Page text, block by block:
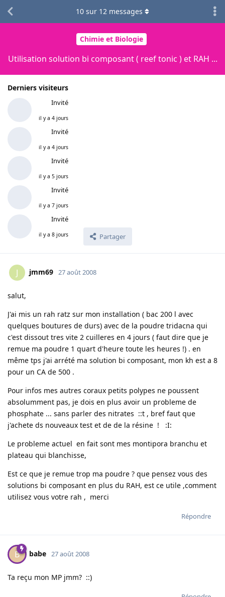
Chimie et Biologie
Utilisation solution bi composant ( reef tonic ) et RAH ...
Derniers visiteurs
Invité
il y a 4 jours
Invité
il y a 4 jours
Invité
il y a 5 jours
Invité
il y a 7 jours
Invité
il y a 8 jours Partager
10 sur 12 messages
J jmm69 27 août 2008
salut,
J'ai mis un rah ratz sur mon installation ( bac 200 l avec
quelques boutures de durs) avec de la poudre tridacna qui
c'est dissout tres vite 2 cuilleres en 4 jours ( faut dire que je
remue ma poudre 1 quart d'heure toute les heures !) . en
même tps j'ai arrété ma solution bi composant, mon kh est a 8
pour un CA de 500 .
Pour infos mes autres coraux petits polypes ne poussent
absolumment pas, je dois en plus avoir un probleme de
phosphate ... sans parler des nitrates ::t , bref faut que
j'achete ds nouveaux test et de de la résine ! :I:
Le probleme actuel en fait sont mes montipora branchu et
plateau qui blanchisse,
Est ce que je remue trop ma poudre ? que pensez vous des
solutions bi composant en plus du RAH, est ce utile ,comment
utilisez vous votre rah , merci
Répondre
B babe 27 août 2008
Ta reçu mon MP jmm? ::)